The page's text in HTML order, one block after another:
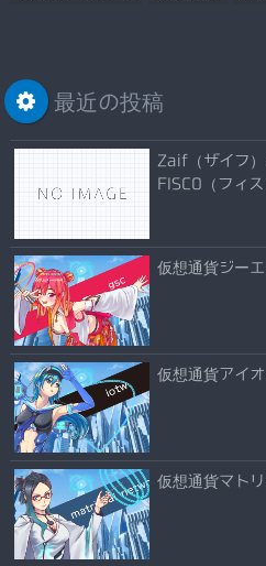
最近の投稿
Zaif（ザイフ）
FISCO（フィ
仮想通貨ジー
仮想通貨アイ
仮想通貨マト